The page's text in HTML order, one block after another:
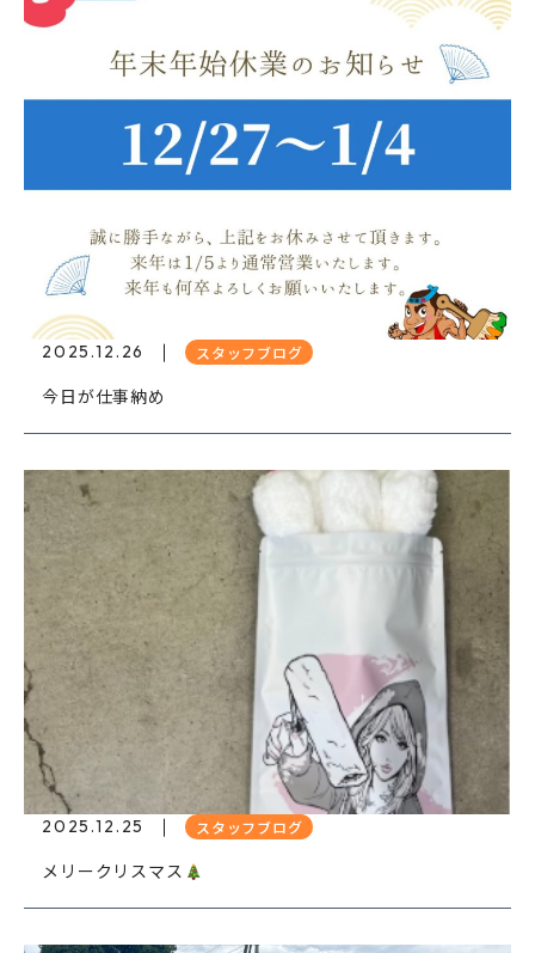
2025.12.26 スタッフブログ
今日が仕事納め
2025.12.25 スタッフブログ
メリークリスマス